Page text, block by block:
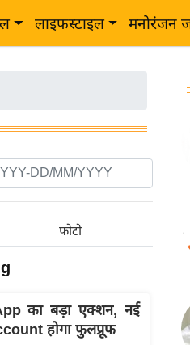
लाइफस्टाइल मनोरंजन
फोटो
का बड़ा एक्शन, नई
होगा फुलप्रूफ